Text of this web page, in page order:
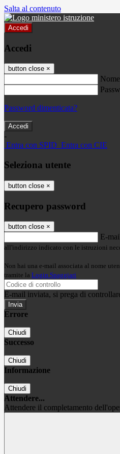
Salta al contenuto
Accedi
Accedi
button close ×
Password dimenticata?
-
Entra con SPID Entra con CIE
Seleziona utente
button close ×
Recupero password
button close ×
E-
all'indirizzo indicato con le istruzioni
Non hai una e-mail associata al nome
tramite la Login Spaggiari
E-mail inviata, si prega di
Errore
Chiudi
Successo
Chiudi
Informazione
Chiudi
Attendere...
Attendere il completamento